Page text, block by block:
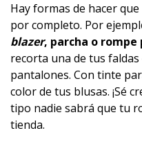
Hay formas de hacer
por completo. Por
blazer, parcha o
recorta una de tus
pantalones. Con tinte
color de tus blusas. ¡Sé
tipo nadie sabrá que tu
tienda.